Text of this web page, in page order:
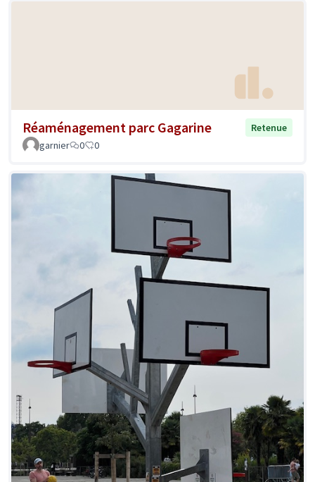
Réaménagement parc Gagarine
Retenue
garnier
0 0